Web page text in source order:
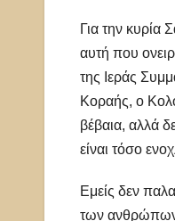
Για την κυρία
αυτή που
της Ιεράς
Κοραής, ο
βέβαια, αλλά
είναι τόσο
Εμείς δεν
των ανθρώπων